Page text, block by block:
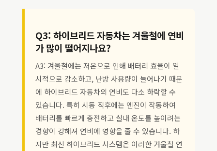
Q3: 하이브리드 자동차는 겨울철에 연비
가 많이 떨어지나요?
A3: 겨울철에는 저온으로 인해 배터리 효율이 일
시적으로 감소하고, 난방 사용량이 늘어나기 때문
에 하이브리드 자동차의 연비도 다소 하락할 수
있습니다. 특히 시동 직후에는 엔진이 작동하여
배터리를 빠르게 충전하고 실내 온도를 높이려는
경향이 강해져 연비에 영향을 줄 수 있습니다. 하
지만 최신 하이브리드 시스템은 이러한 겨울철 연